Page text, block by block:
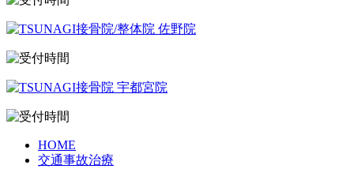
HOME
交通事故治療